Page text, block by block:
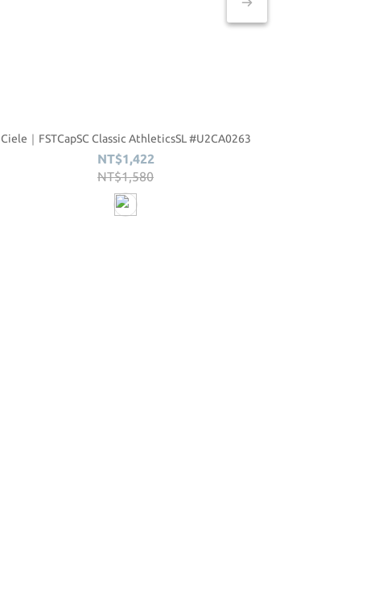
Ciele｜FSTCapSC Classic AthleticsSL #U2CA0263
NT$1,422
NT$1,580